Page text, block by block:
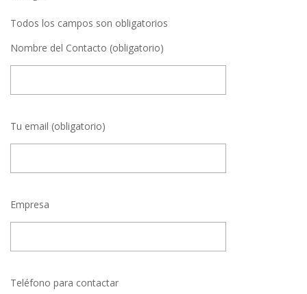
Todos los campos son obligatorios
Nombre del Contacto (obligatorio)
Tu email (obligatorio)
Empresa
Teléfono para contactar